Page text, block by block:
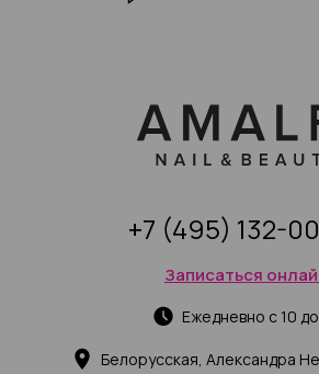
Белорусская, Александра
Ежедневно с 10
Записаться
+7 (495) 132-